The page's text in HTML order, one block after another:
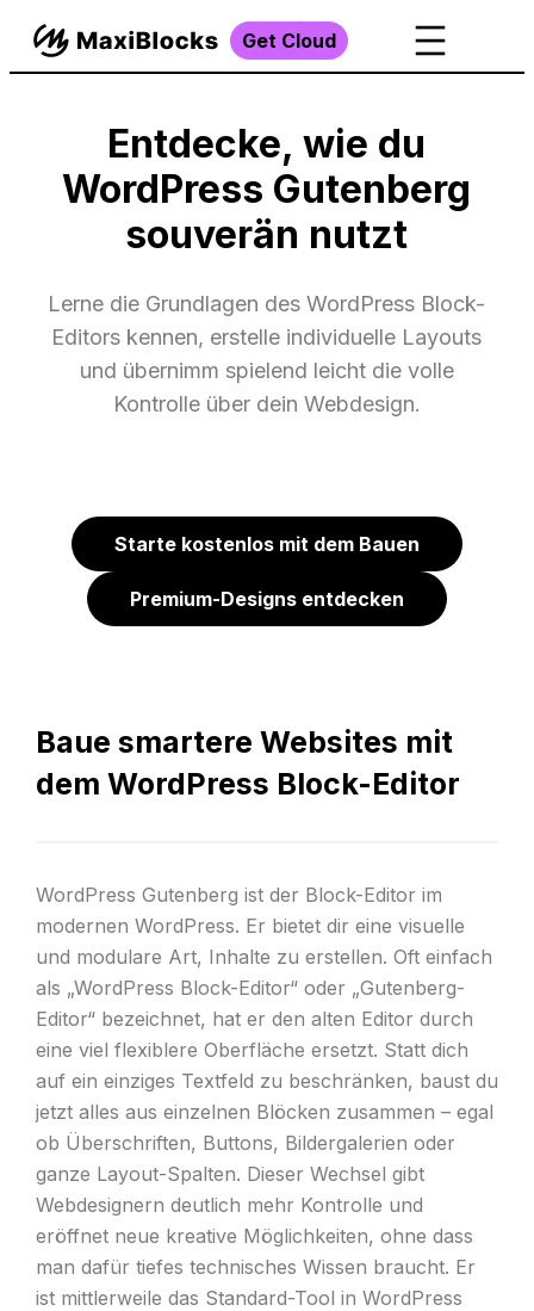
Get Cloud
Entdecke, wie du
WordPress Gutenberg
souverän nutzt
Lerne die Grundlagen des WordPress Block-
Editors kennen, erstelle individuelle Layouts
und übernimm spielend leicht die volle
Kontrolle über dein Webdesign.
Starte kostenlos mit dem Bauen
Premium-Designs entdecken
Baue smartere Websites mit
dem WordPress Block-Editor
WordPress Gutenberg ist der Block-Editor im
modernen WordPress. Er bietet dir eine visuelle
und modulare Art, Inhalte zu erstellen. Oft einfach
als „WordPress Block-Editor“ oder „Gutenberg-
Editor“ bezeichnet, hat er den alten Editor durch
eine viel flexiblere Oberfläche ersetzt. Statt dich
auf ein einziges Textfeld zu beschränken, baust du
jetzt alles aus einzelnen Blöcken zusammen – egal
ob Überschriften, Buttons, Bildergalerien oder
ganze Layout-Spalten. Dieser Wechsel gibt
Webdesignern deutlich mehr Kontrolle und
eröffnet neue kreative Möglichkeiten, ohne dass
man dafür tiefes technisches Wissen braucht. Er
ist mittlerweile das Standard-Tool in WordPress